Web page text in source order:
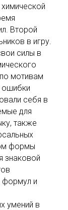
Второй
в игру.
силы в
мотивам
ошибки
себя в
для
также
формы
знаковой
формул и
умений в